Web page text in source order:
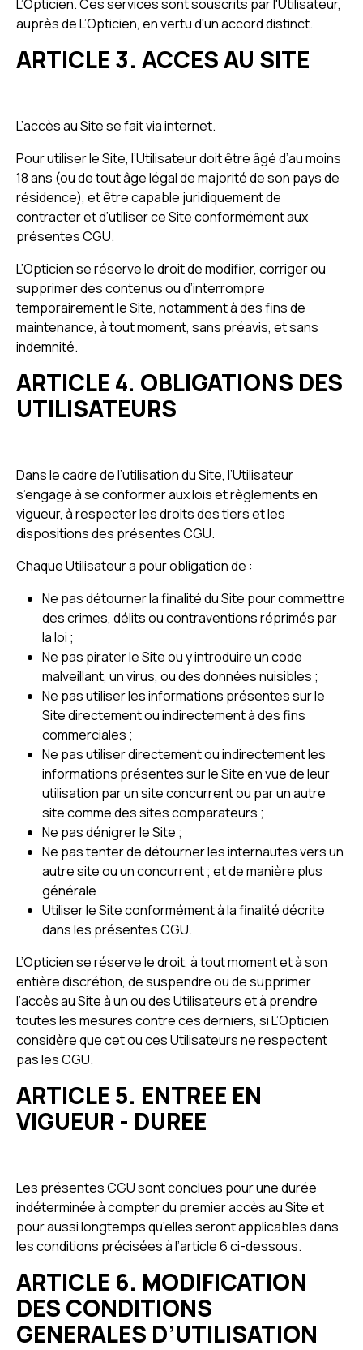
L’Opticien. Ces services sont souscrits par l'Utilisateur,
auprès de L’Opticien, en vertu d'un accord distinct.
ARTICLE 3. ACCES AU SITE
L’accès au Site se fait via internet.
Pour utiliser le Site, l’Utilisateur doit être âgé d’au moins
18 ans (ou de tout âge légal de majorité de son pays de
résidence), et être capable juridiquement de
contracter et d’utiliser ce Site conformément aux
présentes CGU.
L’Opticien se réserve le droit de modifier, corriger ou
supprimer des contenus ou d’interrompre
temporairement le Site, notamment à des fins de
maintenance, à tout moment, sans préavis, et sans
indemnité.
ARTICLE 4. OBLIGATIONS DES
UTILISATEURS
Dans le cadre de l’utilisation du Site, l’Utilisateur
s’engage à se conformer aux lois et règlements en
vigueur, à respecter les droits des tiers et les
dispositions des présentes CGU.
Chaque Utilisateur a pour obligation de :
Ne pas détourner la finalité du Site pour commettre
des crimes, délits ou contraventions réprimés par
la loi ;
Ne pas pirater le Site ou y introduire un code
malveillant, un virus, ou des données nuisibles ;
Ne pas utiliser les informations présentes sur le
Site directement ou indirectement à des fins
commerciales ;
Ne pas utiliser directement ou indirectement les
informations présentes sur le Site en vue de leur
utilisation par un site concurrent ou par un autre
site comme des sites comparateurs ;
Ne pas dénigrer le Site ;
Ne pas tenter de détourner les internautes vers un
autre site ou un concurrent ; et de manière plus
générale
Utiliser le Site conformément à la finalité décrite
dans les présentes CGU.
L’Opticien se réserve le droit, à tout moment et à son
entière discrétion, de suspendre ou de supprimer
l’accès au Site à un ou des Utilisateurs et à prendre
toutes les mesures contre ces derniers, si L’Opticien
considère que cet ou ces Utilisateurs ne respectent
pas les CGU.
ARTICLE 5. ENTREE EN
VIGUEUR - DUREE
Les présentes CGU sont conclues pour une durée
indéterminée à compter du premier accès au Site et
pour aussi longtemps qu’elles seront applicables dans
les conditions précisées à l’article 6 ci-dessous.
ARTICLE 6. MODIFICATION
DES CONDITIONS
GENERALES D’UTILISATION